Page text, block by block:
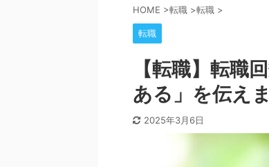
HOME >転職 >転職 >
転職
【転職】転職
ある」を伝え
2025年3月6日